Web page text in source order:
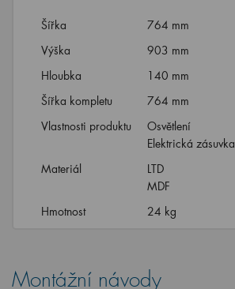
Šířka
764 mm
Výška
903 mm
Hloubka
140 mm
Šířka kompletu
764 mm
Vlastnosti produktu
Osvětlení
Elektrická zásuvka
Materiál
LTD
MDF
Hmotnost
24 kg
Montážní návody